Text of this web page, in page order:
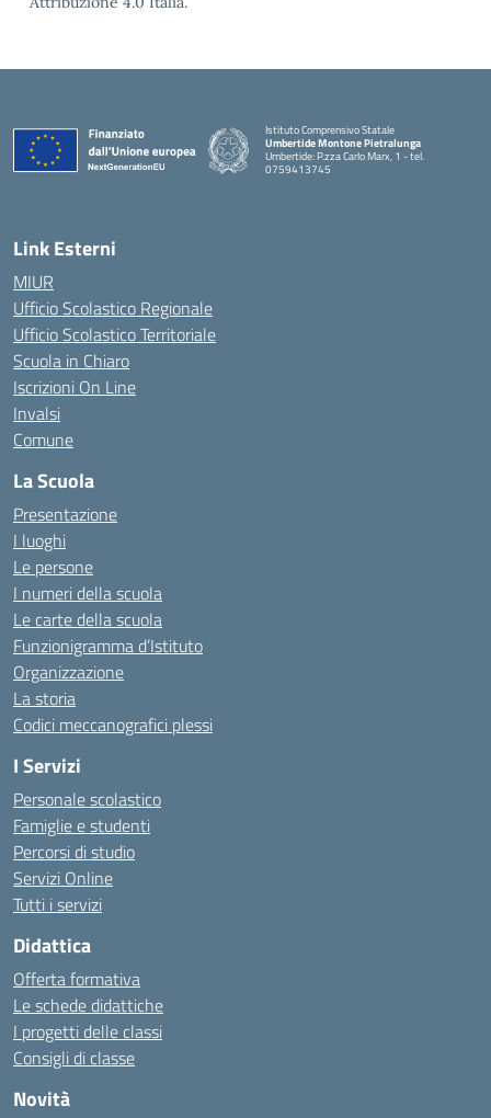
Istituto Comprensivo Statale
Umbertide Montone Pietralunga
Umbertide: P.zza Carlo Marx, 1 - tel.
0759413745
Link Esterni
MIUR
Ufficio Scolastico Regionale
Ufficio Scolastico Territoriale
Scuola in Chiaro
Iscrizioni On Line
Invalsi
Comune
La Scuola
Presentazione
I luoghi
Le persone
I numeri della scuola
Le carte della scuola
Funzionigramma d’Istituto
Organizzazione
La storia
Codici meccanografici plessi
I Servizi
Personale scolastico
Famiglie e studenti
Percorsi di studio
Servizi Online
Tutti i servizi
Didattica
Offerta formativa
Le schede didattiche
I progetti delle classi
Consigli di classe
Novità